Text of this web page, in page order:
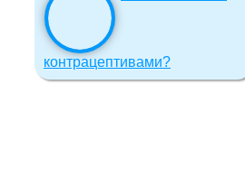
контрацептивами?